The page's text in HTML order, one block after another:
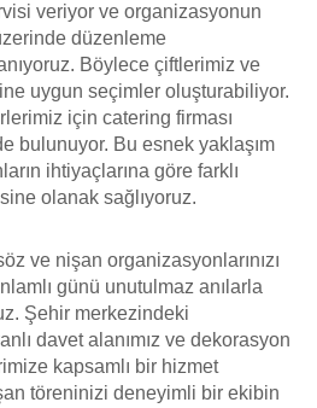
veriyor ve organizasyonun
düzenleme
Böylece çiftlerimiz ve
uygun seçimler oluşturabiliyor.
için catering firması
bulunuyor. Bu esnek yaklaşım
ihtiyaçlarına göre farklı
olanak sağlıyoruz.
ve nişan organizasyonlarınızı
günü unutulmaz anılarla
Şehir merkezindeki
davet alanımız ve dekorasyon
kapsamlı bir hizmet
töreninizi deneyimli bir ekibin